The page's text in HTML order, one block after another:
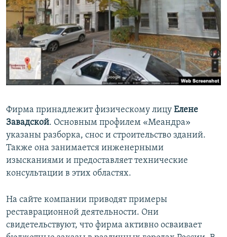
Фирма принадлежит физическому лицу Елене
Завадской. Основным профилем «Меандра»
указаны разборка, снос и строительство зданий.
Также она занимается инженерными
изысканиями и предоставляет технические
консультации в этих областях.
На сайте компании приводят примеры
реставрационной деятельности. Они
свидетельствуют, что фирма активно осваивает